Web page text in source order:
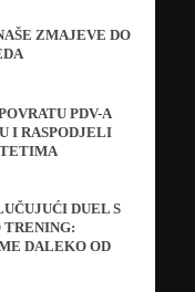
ZMAJEVE DO
PDV-A
I RASPODJELI
DUEL S
TRENING:
DALEKO OD